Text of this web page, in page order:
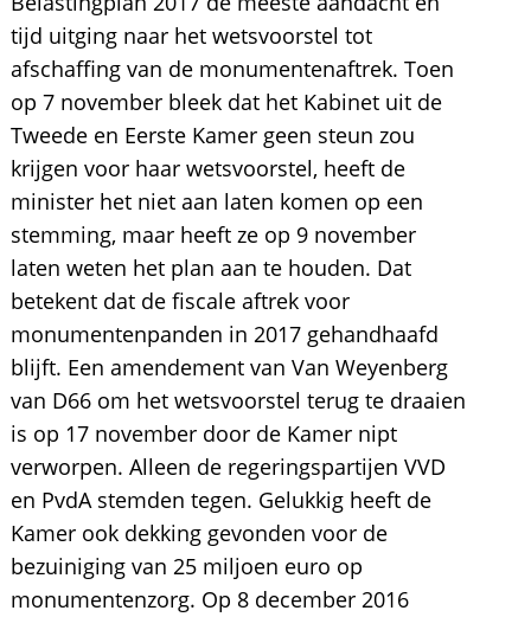
tijd uitging naar het wetsvoorstel tot
afschaffing van de monumentenaftrek. Toen
op 7 november bleek dat het Kabinet uit de
Tweede en Eerste Kamer geen steun zou
krijgen voor haar wetsvoorstel, heeft de
minister het niet aan laten komen op een
stemming, maar heeft ze op 9 november
laten weten het plan aan te houden. Dat
betekent dat de fiscale aftrek voor
monumentenpanden in 2017 gehandhaafd
blijft. Een amendement van Van Weyenberg
van D66 om het wetsvoorstel terug te draaien
is op 17 november door de Kamer nipt
verworpen. Alleen de regeringspartijen VVD
en PvdA stemden tegen. Gelukkig heeft de
Kamer ook dekking gevonden voor de
bezuiniging van 25 miljoen euro op
monumentenzorg. Op 8 december 2016